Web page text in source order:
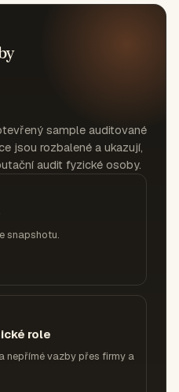
sample auditované
jsou rozbalené a ukazují,
audit fyzické osoby.
snapshotu.
role
nepřímé vazby přes firmy a